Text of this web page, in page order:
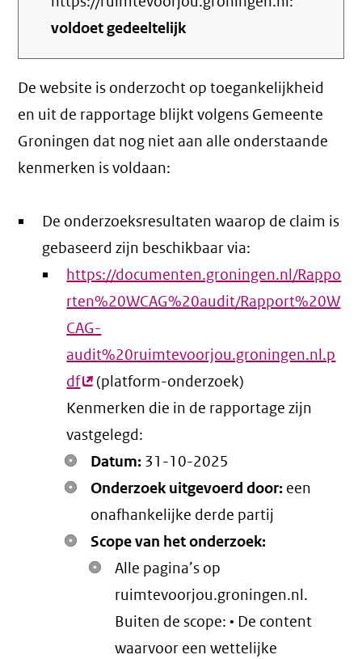
voldoet gedeeltelijk
De website is onderzocht op toegankelijkheid
en uit de rapportage blijkt volgens Gemeente
Groningen dat nog niet aan alle onderstaande
kenmerken is voldaan:
De onderzoeksresultaten waarop de claim is
gebaseerd zijn beschikbaar via:
https://documenten.groningen.nl/Rappo
rten%20WCAG%20audit/Rapport%20W
CAG-
audit%20ruimtevoorjou.groningen.nl.p
df(externe
link)
(platform-onderzoek)
Kenmerken die in de rapportage zijn
vastgelegd:
Datum: 31-10-2025
Onderzoek uitgevoerd door: een
onafhankelijke derde partij
Scope van het onderzoek:
Alle pagina’s op
ruimtevoorjou.groningen.nl.
Buiten de scope: • De content
waarvoor een wettelijke